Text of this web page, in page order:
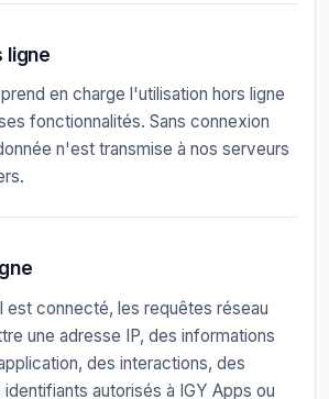
ligne
en charge l'utilisation hors ligne
fonctionnalités. Sans connexion
n'est transmise à nos serveurs
est connecté, les requêtes réseau
une adresse IP, des informations
des interactions, des
autorisés à IGY Apps ou